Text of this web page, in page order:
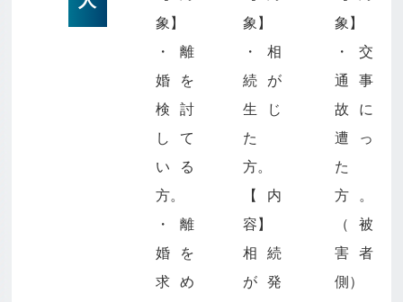
象】
・離
婚を
検討
して
いる
方。
・離
婚を
求め
象】
・相
続が
生じ
た
方。
【内
容】
相続
が発
象】
・交
通事
故に
遭っ
た
方。
（被
害者
側）